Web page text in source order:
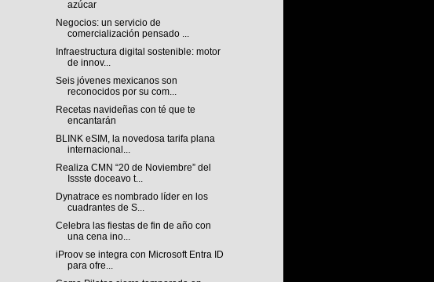
azúcar
Negocios: un servicio de
comercialización pensado ...
Infraestructura digital sostenible: motor
de innov...
Seis jóvenes mexicanos son
reconocidos por su com...
Recetas navideñas con té que te
encantarán
BLINK eSIM, la novedosa tarifa plana
internacional...
Realiza CMN “20 de Noviembre” del
Issste doceavo t...
Dynatrace es nombrado líder en los
cuadrantes de S...
Celebra las fiestas de fin de año con
una cena ino...
iProov se integra con Microsoft Entra ID
para ofre...